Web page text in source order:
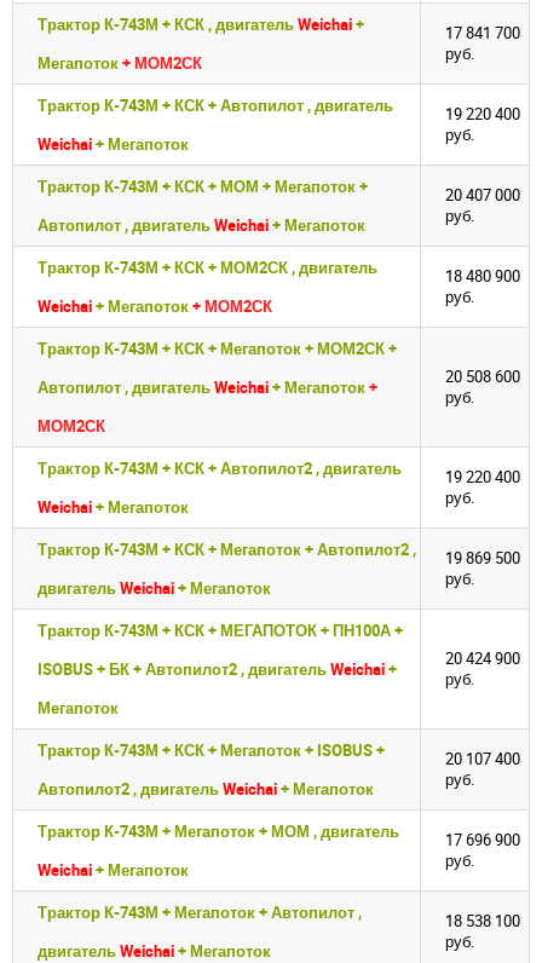
Трактор К-743М + КСК , двигательWeichai+
Мегапоток+ МОМ2СК
17 841 700
руб.
Трактор К-743М + КСК + Автопилот , двигатель
Weichai+ Мегапоток
19 220 400
руб.
Трактор К-743М + КСК + МОМ + Мегапоток +
Автопилот , двигательWeichai+ Мегапоток
20 407 000
руб.
Трактор К-743М + КСК + МОМ2СК , двигатель
Weichai+ Мегапоток+ МОМ2СК
18 480 900
руб.
Трактор К-743М + КСК + Мегапоток + МОМ2СК +
Автопилот , двигательWeichai+ Мегапоток+
МОМ2СК
20 508 600
руб.
Трактор К-743М + КСК + Автопилот2 , двигатель
Weichai+ Мегапоток
19 220 400
руб.
Трактор К-743М + КСК + Мегапоток + Автопилот2 ,
двигательWeichai+ Мегапоток
19 869 500
руб.
Трактор К-743М + КСК + МЕГАПОТОК + ПН100А +
ISOBUS + БК + Автопилот2 , двигательWeichai+
Мегапоток
20 424 900
руб.
Трактор К-743М + КСК + Мегапоток + ISOBUS +
Автопилот2 , двигательWeichai+ Мегапоток
20 107 400
руб.
Трактор К-743М + Мегапоток + МОМ , двигатель
Weichai+ Мегапоток
17 696 900
руб.
Трактор К-743М + Мегапоток + Автопилот ,
двигательWeichai+ Мегапоток
18 538 100
руб.